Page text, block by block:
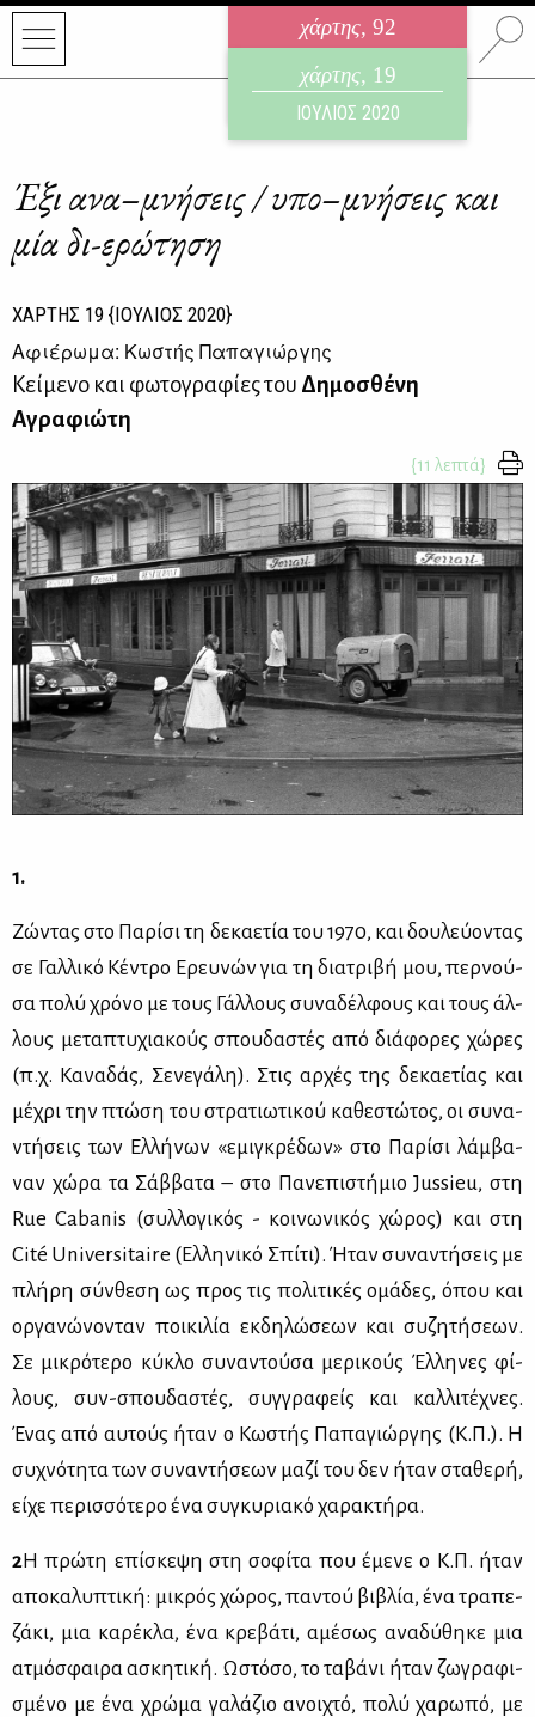
χάρτης, 92
ηλεκτρονικό περιοδικό
ΑΥΓΟΥΣΤΟΣ 2026
χάρτης, 19
ΙΟΥΛΙΟΣ 2020
Έξι ανα–μνήσεις / υπο–μνήσεις και
μία δι-ερώτηση
ΧΑΡΤΗΣ 19 {ΙΟΥΛΙΟΣ 2020}
Αφιέρωμα: Κωστής Παπαγιώργης
Κείμενο και φωτογραφίες του Δημοσθένη
Αγραφιώτη
{11 λεπτά}
1.
Ζώ­ντας στο Πα­ρί­σι τη δε­κα­ε­τία του 1970, και δου­λεύ­ο­ντας
σε Γαλ­λι­κό Κέ­ντρο Ερευ­νών για τη δια­τρι­βή μου, περ­νού­
σα πο­λύ χρό­νο με τους Γάλ­λους συ­να­δέλ­φους και τους άλ­
λους με­τα­πτυ­χια­κούς σπου­δα­στές από διά­φο­ρες χώ­ρες
(π.χ. Κα­να­δάς, Σε­νε­γά­λη). Στις αρ­χές της δε­κα­ε­τί­ας και
μέ­χρι την πτώ­ση του στρα­τιω­τι­κού κα­θε­στώ­τος, οι συ­να­
ντή­σεις των Ελ­λή­νων «εμι­γκρέ­δων» στο Πα­ρί­σι λάμ­βα­
ναν χώ­ρα τα Σάβ­βα­τα – στο Πα­νε­πι­στή­μιο Jussieu, στη
Rue Cabanis (συλ­λο­γι­κός - κοι­νω­νι­κός χώ­ρος) και στη
Cité Universitaire (Ελ­λη­νι­κό Σπί­τι). Ήταν συ­να­ντή­σεις με
πλή­ρη σύν­θε­ση ως προς τις πο­λι­τι­κές ομά­δες, όπου και
ορ­γα­νώ­νο­νταν ποι­κι­λία εκ­δη­λώ­σε­ων και συ­ζη­τή­σε­ων.
Σε μι­κρό­τε­ρο κύ­κλο συ­να­ντού­σα με­ρι­κούς Έλ­λη­νες φί­
λους, συν-σπου­δα­στές, συγ­γρα­φείς και καλ­λι­τέ­χνες.
Ένας από αυ­τούς ήταν ο Κω­στής Πα­πα­γιώρ­γης (Κ.Π.). Η
συ­χνό­τη­τα των συ­να­ντή­σε­ων μα­ζί του δεν ήταν στα­θε­ρή,
εί­χε πε­ρισ­σό­τε­ρο ένα συ­γκυ­ρια­κό χα­ρα­κτή­ρα.
2Η πρώ­τη επί­σκε­ψη στη σο­φί­τα που έμε­νε ο Κ.Π. ήταν
απο­κα­λυ­πτι­κή: μι­κρός χώ­ρος, πα­ντού βι­βλία, ένα τρα­πε­
ζά­κι, μια κα­ρέ­κλα, ένα κρε­βά­τι, αμέ­σως ανα­δύ­θη­κε μια
ατμό­σφαι­ρα ασκη­τι­κή. Ωστό­σο, το τα­βά­νι ήταν ζω­γρα­φι­
σμέ­νο με ένα χρώ­μα γα­λά­ζιο ανοι­χτό, πο­λύ χα­ρω­πό, με